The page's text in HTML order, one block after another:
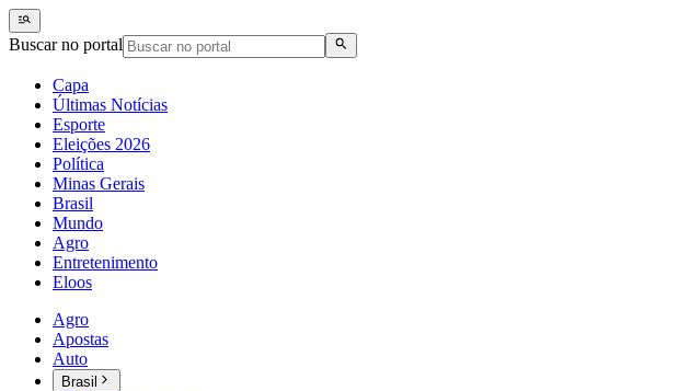
Buscar no portal
Capa
Últimas Notícias
Esporte
Eleições 2026
Política
Minas Gerais
Brasil
Mundo
Agro
Entretenimento
Eloos
Agro
Apostas
Auto
Brasil